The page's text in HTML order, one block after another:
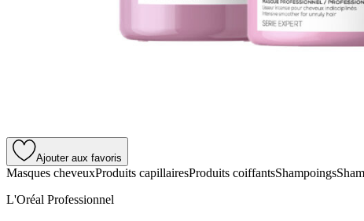
Ajouter aux favoris
Masques cheveuxProduits capillairesProduits coiffantsShampoings
L'Oréal Professionnel